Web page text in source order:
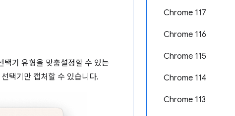
Chrome 117
Chrome 116
Chrome 115
Chrome 114
Chrome 113
택기 유형을 맞춤설정할 수 있는
택기만 캡처할 수 있습니다.